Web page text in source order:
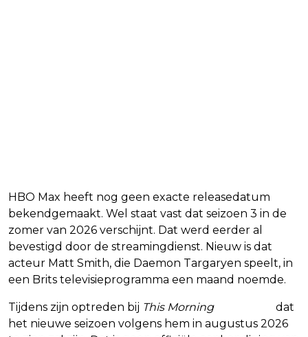
HBO Max heeft nog geen exacte releasedatum
bekendgemaakt. Wel staat vast dat seizoen 3 in de
zomer van 2026 verschijnt. Dat werd eerder al
bevestigd door de streamingdienst. Nieuw is dat
acteur Matt Smith, die Daemon Targaryen speelt, in
een Brits televisieprogramma een maand noemde.
Tijdens zijn optreden bij This Morning
dat
het nieuwe seizoen volgens hem in augustus 2026